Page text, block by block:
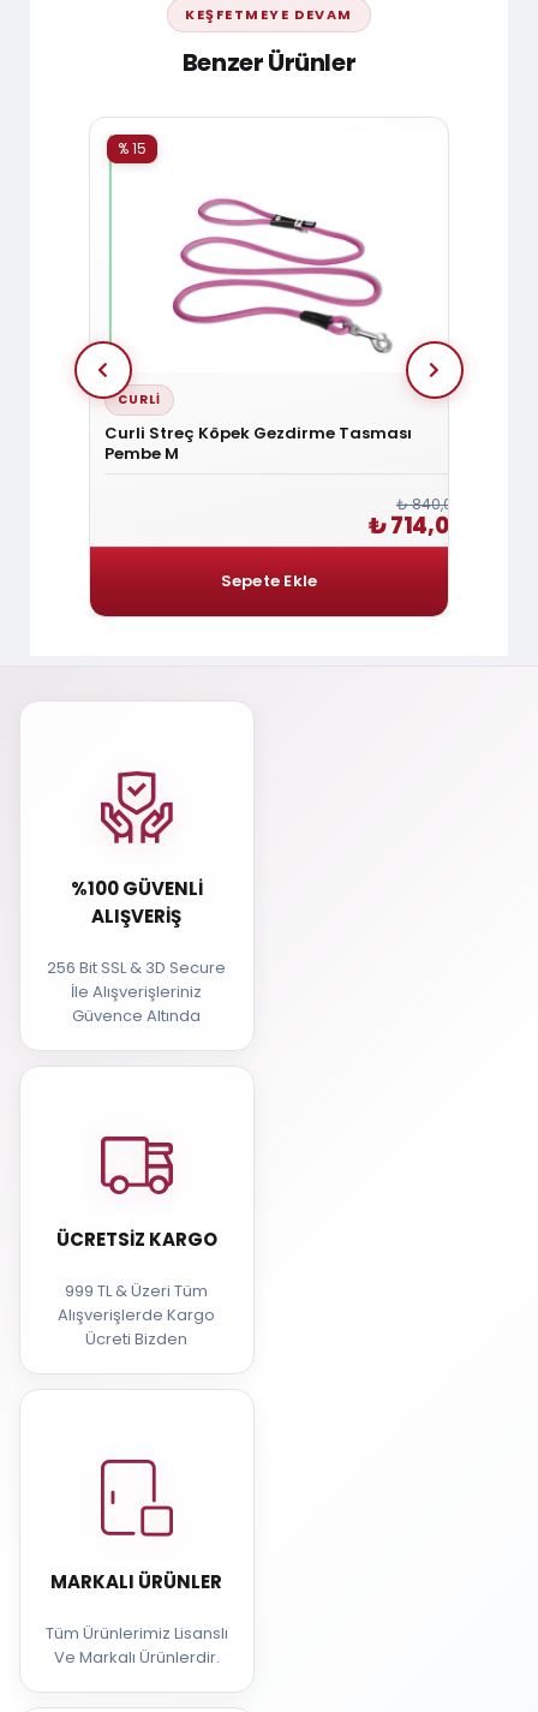
KEŞFETMEYE DEVAM
Benzer Ürünler
CURLI
Curli Streç Köpek Gezdirme Tasması
Pembe M
% 15
₺ 840,00
₺ 714,00
%100 GÜVENLI
ALIŞVERIŞ
256 Bit SSL & 3D Secure
İle Alışverişleriniz
Güvence Altında
ÜCRETSIZ KARGO
999 TL & Üzeri Tüm
Alışverişlerde Kargo
Ücreti Bizden
MARKALI ÜRÜNLER
Tüm Ürünlerimiz Lisanslı
Ve Markalı Ürünlerdir.